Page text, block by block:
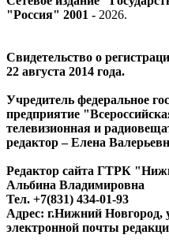
"Россия" 2001 - 2026.
Свидетельство о
22 августа 2014 года.
Учредитель федеральное
предприятие
телевизионная и
редактор – Елена
Редактор сайта ГТРК
Альбина Владимировна
Тел. +7(831) 434-01-93
Адрес: г.Нижний Новгород,
электронной почты